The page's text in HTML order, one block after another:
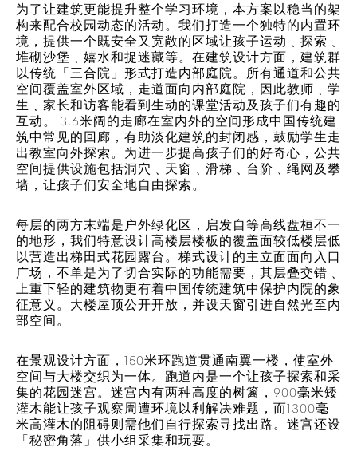
为了让建筑更能提升整个学习环境，本方案以稳当的架
构来配合校园动态的活动。我们打造一个独特的内置环
境，提供一个既安全又宽敞的区域让孩子运动﹑探索﹑
堆砌沙堡﹑嬉水和捉迷藏等。在建筑设计方面，建筑群
以传统「三合院」形式打造内部庭院。所有通道和公共
空间覆盖室外区域，走道面向内部庭院，因此教师﹑学
生﹑家长和访客能看到生动的课堂活动及孩子们有趣的
互动。 3.6米阔的走廊在室内外的空间形成中国传统建
筑中常见的回廊，有助淡化建筑的封闭感，鼓励学生走
出教室向外探索。为进一步提高孩子们的好奇心，公共
空间提供设施包括洞穴﹑天窗﹑滑梯﹑台阶﹑绳网及攀
墙，让孩子们安全地自由探索。
每层的两方末端是户外绿化区，启发自等高线盘桓不一
的地形，我们特意设计高楼层楼板的覆盖面较低楼层低
以营造出梯田式花园露台。梯式设计的主立面面向入口
广场，​​不单是为了切合实际的功能需要，其层叠交错﹑
上重下轻的建筑物更有着中国传统建筑中保护内院的象
征意义。大楼屋顶公开开放，并设天窗引进自然光至内
部空间。
在景观设计方面，150米环跑道贯通南翼一楼，使室外
空间与大楼交织为一体。跑道内是一个让孩子探索和采
集的花园迷宫。迷宫内有两种高度的树篱，900毫米矮
灌木能让孩子观察周遭环境以利解决难题，而1300毫
米高灌木的阻碍则需他们自行探索寻找出路。迷宫还设
「秘密角落」供小组采集和玩耍。